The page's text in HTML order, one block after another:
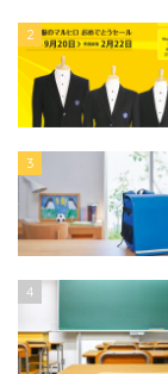
2
3
4